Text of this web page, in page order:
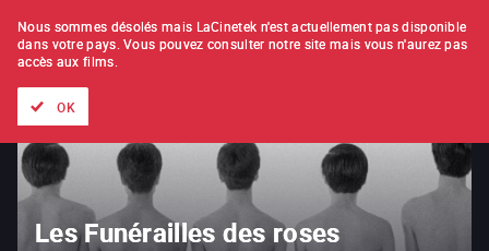
À L'UNITÉ ABONNEMENT
Les Funérailles des roses
Nous sommes désolés mais LaCinetek n'est actuellement pas disponible
dans votre pays. Vous pouvez consulter notre site mais vous n'aurez pas
accès aux films.
OK